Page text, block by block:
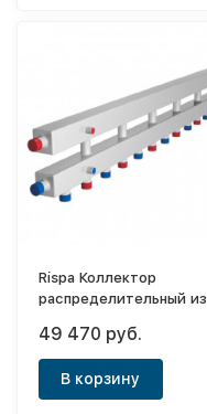
Rispa Коллектор
распределительный из
КМГ60-7ВН с 2-мя
кронштейнами
49 470 руб.
В корзину